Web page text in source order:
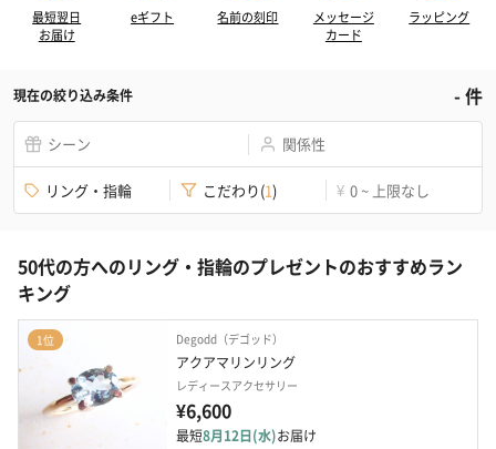
最短翌日
お届け
eギフト 名前の刻印
メッセージ
カード
ラッピング
現在の絞り込み条件 -件
シーン 関係性
リング・指輪 こだわり(1) ¥ 0 ~ 上限なし
50代の方へのリング・指輪のプレゼントのおすすめラン
キング
1位 Degodd（デゴッド）
アクアマリンリング
レディースアクセサリー
¥6,600
最短8月12日(水)お届け